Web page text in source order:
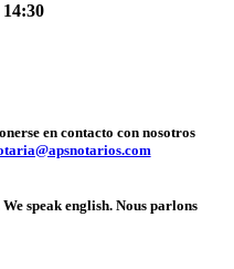
en contacto con nosotros
speak english. Nous parlons